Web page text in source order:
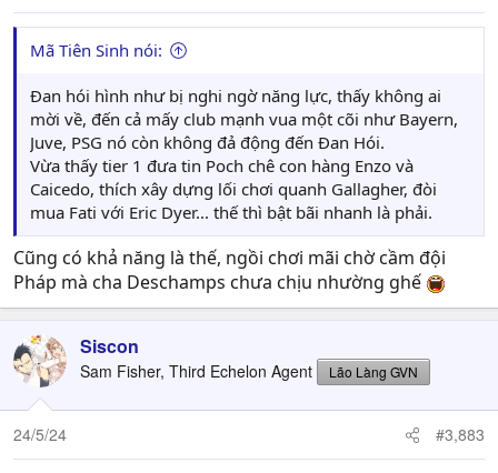
Mã Tiên Sinh nói:
Đan hói hình như bị nghi ngờ năng lực, thấy không ai
mời về, đến cả mấy club mạnh vua một cõi như Bayern,
Juve, PSG nó còn không đả động đến Đan Hói.
Vừa thấy tier 1 đưa tin Poch chê con hàng Enzo và
Caicedo, thích xây dựng lối chơi quanh Gallagher, đòi
mua Fati với Eric Dyer... thế thì bật bãi nhanh là phải.
Cũng có khả năng là thế, ngồi chơi mãi chờ cầm đội
Pháp mà cha Deschamps chưa chịu nhường ghế
Siscon
Sam Fisher, Third Echelon Agent Lão Làng GVN
24/5/24 #3,883